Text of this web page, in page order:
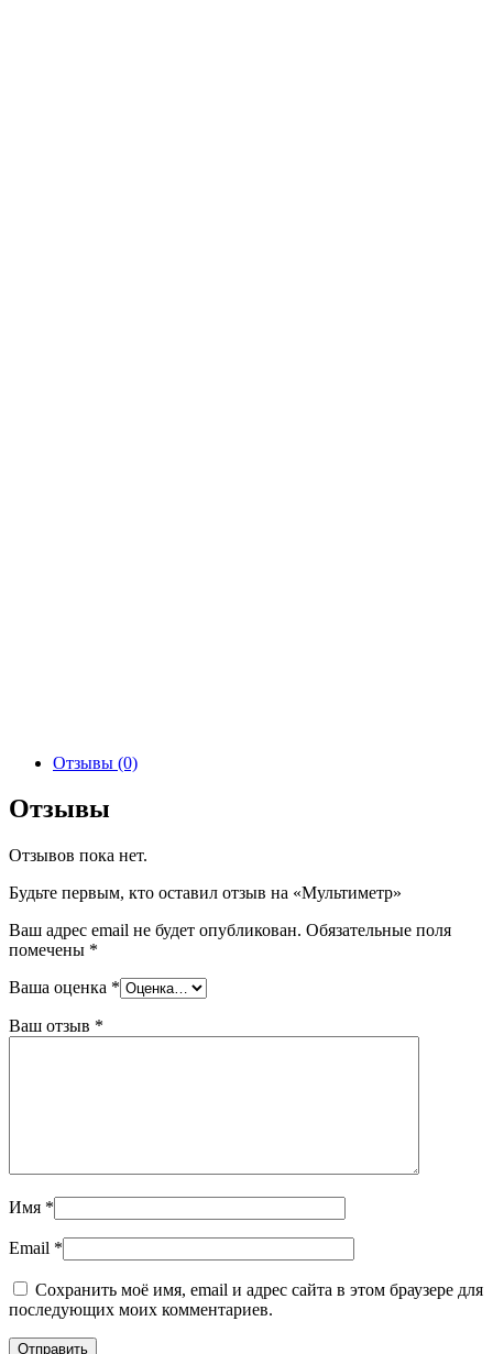
Отзывы (0)
Отзывы
Отзывов пока нет.
Будьте первым, кто оставил отзыв на «Мультиметр»
Ваш адрес email не будет опубликован. Обязательные поля
помечены *
Ваша оценка *
Ваш отзыв *
Имя *
Email *
Сохранить моё имя, email и адрес сайта в этом браузере для
последующих моих комментариев.